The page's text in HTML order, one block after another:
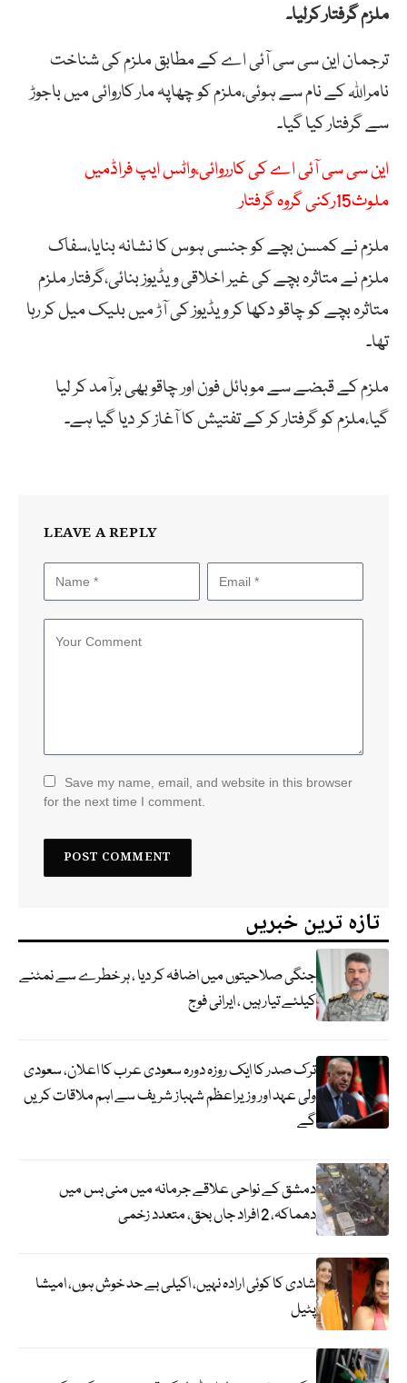
ملزم گرفتار کرلیا۔
ترجمان این سی سی آئی اے کے مطابق ملزم کی شناخت
نامراللہ کے نام سے ہوئی،ملزم کو چھاپہ مار کاروائی میں باجوڑ
سے گرفتار کیا گیا۔
این سی سی آئی اے کی کارروائی،واٹس ایپ فراڈمیں
ملوث15رکنی گروہ گرفتار
ملزم نے کمسن بچے کو جنسی ہوس کا نشانہ بنایا،سفاک
ملزم نے متاثرہ بچے کی غیر اخلاقی ویڈیوز بنائی،گرفتار ملزم
متاثرہ بچے کو چاقو دکھا کر ویڈیوز کی آڑ میں بلیک میل کر رہا
تھا۔
ملزم کے قبضے سے موبائل فون اور چاقو بھی برآمد کر لیا
گیا،ملزم کو گرفتار کر کے تفتیش کا آغاز کر دیا گیا ہے۔
LEAVE A REPLY
Save my name, email, and website in this browser
for the next time I comment.
تازہ ترین خبریں
جنگی صلاحیتوں میں اضافہ کر دیا ، ہر خطرے سے نمٹنے
کیلئے تیار ہیں ، ایرانی فوج
ترک صدر کا ایک روزہ دورہ سعودی عرب کا اعلان، سعودی
ولی عہد اور وزیراعظم شہباز شریف سے اہم ملاقات کریں
گے
دمشق کے نواحی علاقے جرمانہ میں منی بس میں
دھماکہ، 2 افراد جاں بحق، متعدد زخمی
شادی کا کوئی ارادہ نہیں، اکیلی بے حد خوش ہوں، امیشا
پٹیل